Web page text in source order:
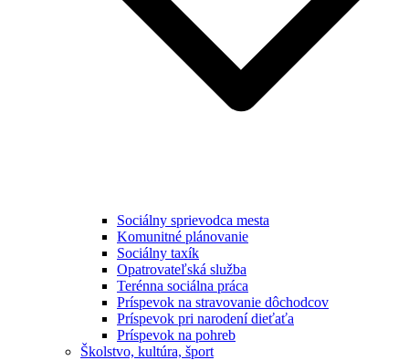
Sociálny sprievodca mesta
Komunitné plánovanie
Sociálny taxík
Opatrovateľská služba
Terénna sociálna práca
Príspevok na stravovanie dôchodcov
Príspevok pri narodení dieťaťa
Príspevok na pohreb
Školstvo, kultúra, šport